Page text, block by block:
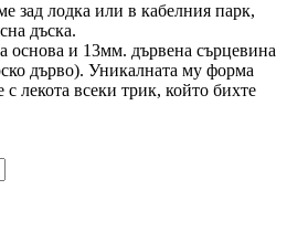
зад лодка или в кабелния парк,
дъска.
основа и 13мм. дървена сърцевина
дърво). Уникалната му форма
лекота всеки трик, който бихте